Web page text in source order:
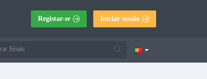
Registar-se Iniciar sessão